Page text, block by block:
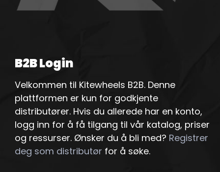
B2B Login
Velkommen til Kitewheels B2B. Denne
plattformen er kun for godkjente
distributører. Hvis du allerede har en konto,
logg inn for å få tilgang til vår katalog, priser
og ressurser. Ønsker du å bli med? Registrer
deg som distributør for å søke.